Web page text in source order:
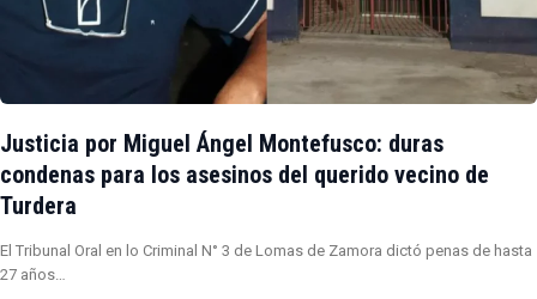
Justicia por Miguel Ángel Montefusco: duras
condenas para los asesinos del querido vecino de
Turdera
El Tribunal Oral en lo Criminal N° 3 de Lomas de Zamora dictó penas de hasta
27 años…